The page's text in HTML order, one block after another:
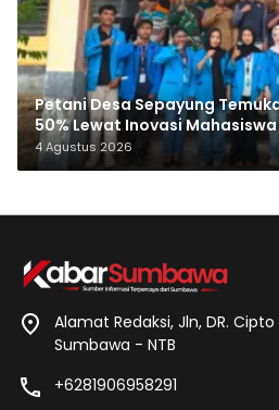
Petani Desa Sepayung
50% Lewat Inovasi Mahasiswa
4 Agustus 2026
Alamat Redaksi, Jln, DR.
Sumbawa - NTB
+6281906958291